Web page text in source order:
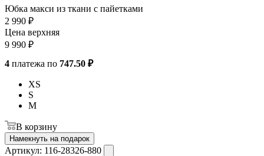
Юбка макси из ткани с пайетками
2 990 ₽
Цена верхняя
9 990 ₽
4 платежа по 747.50 ₽
XS
S
M
В корзину
Намекнуть на подарок
Артикул: 116-28326-880